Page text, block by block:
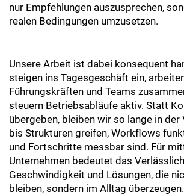
nur Empfehlungen auszusprechen,
realen Bedingungen umzusetzen.
Unsere Arbeit ist dabei konsequent
steigen ins Tagesgeschäft ein,
Führungskräften und Teams
steuern Betriebsabläufe aktiv. Statt
übergeben, bleiben wir so lange in
bis Strukturen greifen, Workflows
und Fortschritte messbar sind. Für
Unternehmen bedeutet das
Geschwindigkeit und Lösungen, die
bleiben, sondern im Alltag überzeugen.